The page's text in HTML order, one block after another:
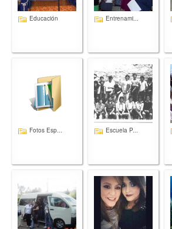
Educación Entrenami...
Fotos Esp... Escuela P...